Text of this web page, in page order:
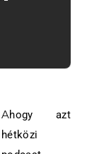
Ahogy azt
hétközi